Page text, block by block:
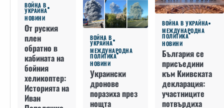
ВОЙНА В
УКРАЙНА
НОВИНИ
От руския
плен
обратно в
кабината на
бойния
хеликоптер:
Историята на
Иван
ВОЙНА В
УКРАЙНА
МЕЖДУНАРОДНА
ПОЛИТИКА
НОВИНИ
Украински
дронове
поразиха през
нощта
ВОЙНА В УКРАЙНА
МЕЖДУНАРОДНА
ПОЛИТИКА
НОВИНИ
България се
присъедини
към Киивската
декларация:
участниците
потвърдиха